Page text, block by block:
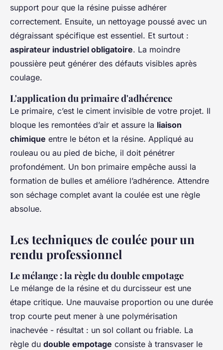
support pour que la résine puisse adhérer
correctement. Ensuite, un nettoyage poussé avec un
dégraissant spécifique est essentiel. Et surtout :
aspirateur industriel obligatoire. La moindre
poussière peut générer des défauts visibles après
coulage.
L'application du primaire d'adhérence
Le primaire, c’est le ciment invisible de votre projet. Il
bloque les remontées d’air et assure la liaison
chimique entre le béton et la résine. Appliqué au
rouleau ou au pied de biche, il doit pénétrer
profondément. Un bon primaire empêche aussi la
formation de bulles et améliore l’adhérence. Attendre
son séchage complet avant la coulée est une règle
absolue.
Les techniques de coulée pour un
rendu professionnel
Le mélange : la règle du double empotage
Le mélange de la résine et du durcisseur est une
étape critique. Une mauvaise proportion ou une durée
trop courte peut mener à une polymérisation
inachevée - résultat : un sol collant ou friable. La
règle du double empotage consiste à transvaser le